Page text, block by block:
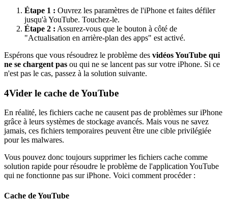
Étape 1 : Ouvrez les paramètres de l'iPhone et faites défiler
jusqu'à YouTube. Touchez-le.
Étape 2 : Assurez-vous que le bouton à côté de
"Actualisation en arrière-plan des apps" est activé.
Espérons que vous résoudrez le problème des vidéos YouTube qui
ne se chargent pas ou qui ne se lancent pas sur votre iPhone. Si ce
n'est pas le cas, passez à la solution suivante.
4Vider le cache de YouTube
En réalité, les fichiers cache ne causent pas de problèmes sur iPhone
grâce à leurs systèmes de stockage avancés. Mais vous ne savez
jamais, ces fichiers temporaires peuvent être une cible privilégiée
pour les malwares.
Vous pouvez donc toujours supprimer les fichiers cache comme
solution rapide pour résoudre le problème de l'application YouTube
qui ne fonctionne pas sur iPhone. Voici comment procéder :
Cache de YouTube